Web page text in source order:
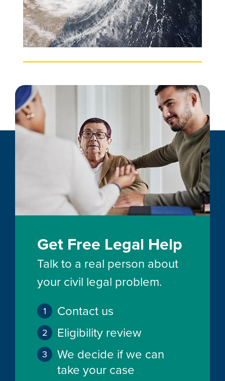
Get Free Legal Help
Talk to a real person about
your civil legal problem.
Contact us
Eligibility review
We decide if we can
take your case